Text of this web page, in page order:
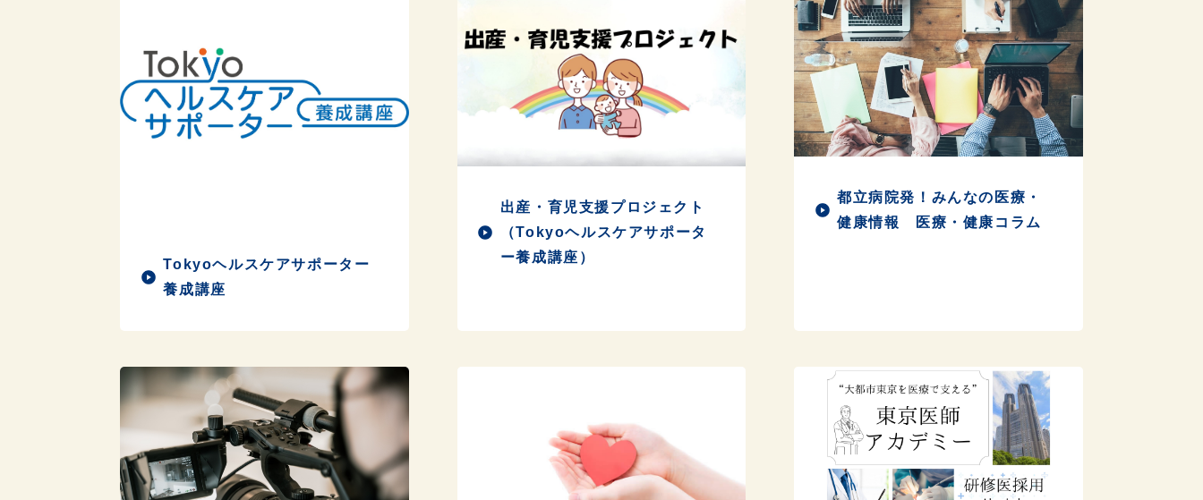
Tokyoヘルスケアサポーター
養成講座
出産・育児支援プロジェクト
（Tokyoヘルスケアサポータ
ー養成講座）
都立病院発！みんなの医療・
健康情報 医療・健康コラム